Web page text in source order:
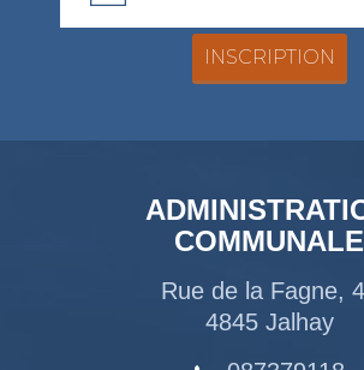
COMMUNALE
Rue de la Fagne,
4845 Jalhay